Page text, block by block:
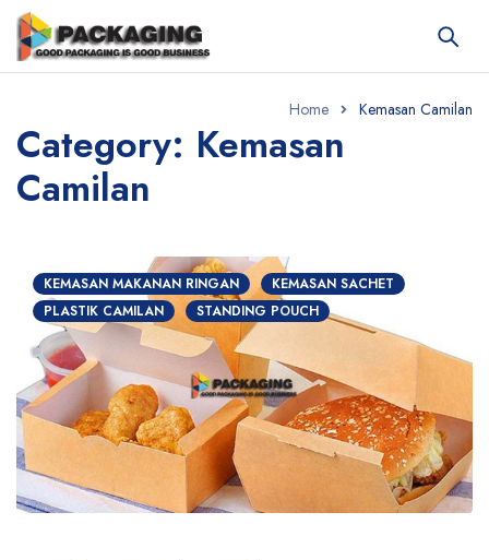
Home Kemasan Camilan
Category: Kemasan
Camilan
KEMASAN MAKANAN RINGAN
KEMASAN SACHET
PLASTIK CAMILAN
STANDING POUCH